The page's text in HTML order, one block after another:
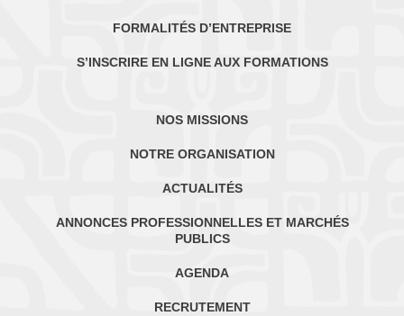
FORMALITÉS D’ENTREPRISE
S’INSCRIRE EN LIGNE AUX FORMATIONS
NOS MISSIONS
NOTRE ORGANISATION
ACTUALITÉS
ANNONCES PROFESSIONNELLES ET MARCHÉS
PUBLICS
AGENDA
RECRUTEMENT